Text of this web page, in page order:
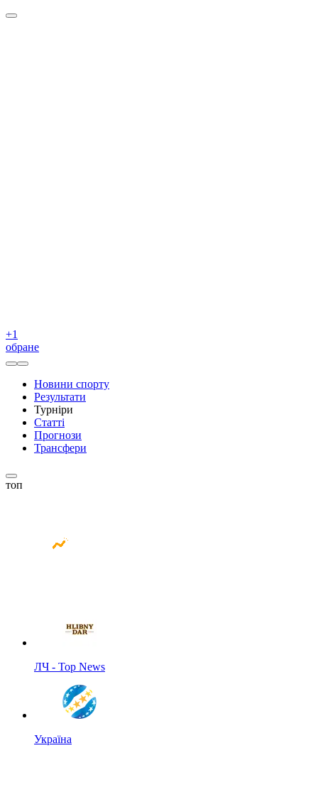
+1
обране
Новини спорту
Результати
Турніри
Статті
Прогнози
Трансфери
топ
ЛЧ - Top News
Україна